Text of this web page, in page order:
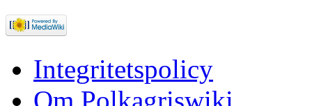
Integritetspolicy
Om Polkagriswiki